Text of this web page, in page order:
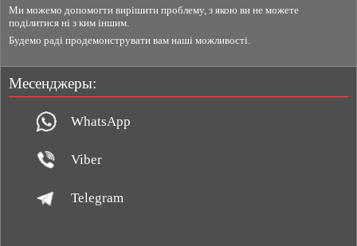
Ми можемо допомогти вирішити проблему, з якою ви не можете
поділитися ні з ким іншим.
Будемо раді продемонструвати вам наші можливості.
Месенджеры:
WhatsApp
Viber
Telegram